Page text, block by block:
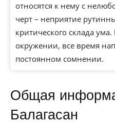
относятся к нему с
черт – неприятие
критического склада
окружении, все время
постоянном сомнении.
Общая
Балагасан